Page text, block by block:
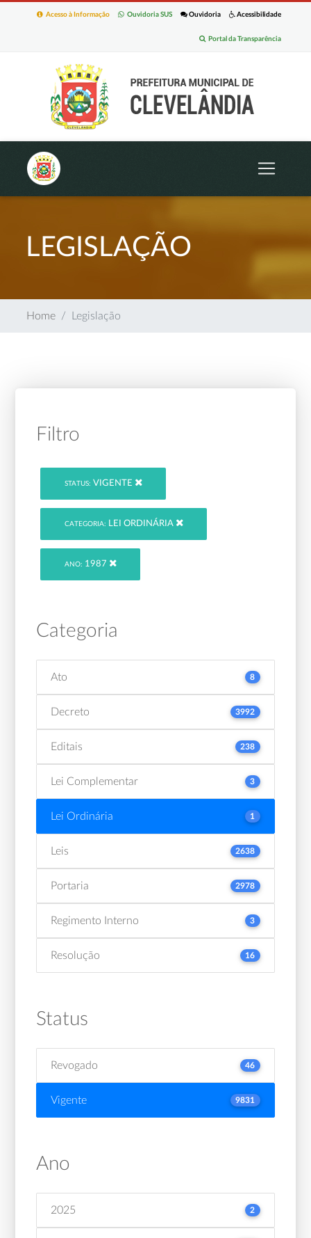
Acessibilidade
Ouvidoria
Ouvidoria SUS
Acesso à Informação
Portal da Transparência
LEGISLAÇÃO
Home Legislação
Filtro
STATUS: VIGENTE
CATEGORIA: LEI ORDINÁRIA
ANO: 1987
Categoria
Ato 8
Decreto 3992
Editais 238
Lei Complementar 3
Lei Ordinária 1
Leis 2638
Portaria 2978
Regimento Interno 3
Resolução 16
Status
Revogado 46
Vigente 9831
Ano
2025 2